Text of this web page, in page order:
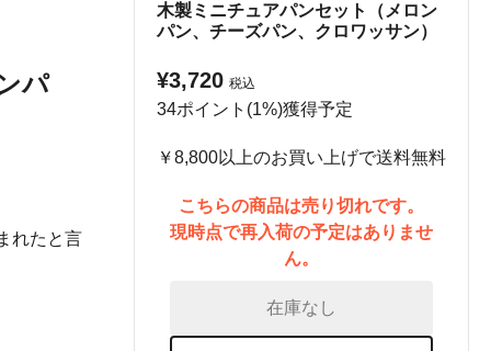
パ
れたと言
木製ミニチュアパンセット（メロン
パン、チーズパン、クロワッサン）
¥3,720 税込
34ポイント(1%)獲得予定
￥8,800以上のお買い上げで送料無料
こちらの商品は売り切れです。
現時点で再入荷の予定はありませ
ん。
在庫なし